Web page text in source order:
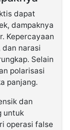
dapat
dampaknya
Kepercayaan
narasi
Selain
polarisasi
panjang.
dan
untuk
operasi false